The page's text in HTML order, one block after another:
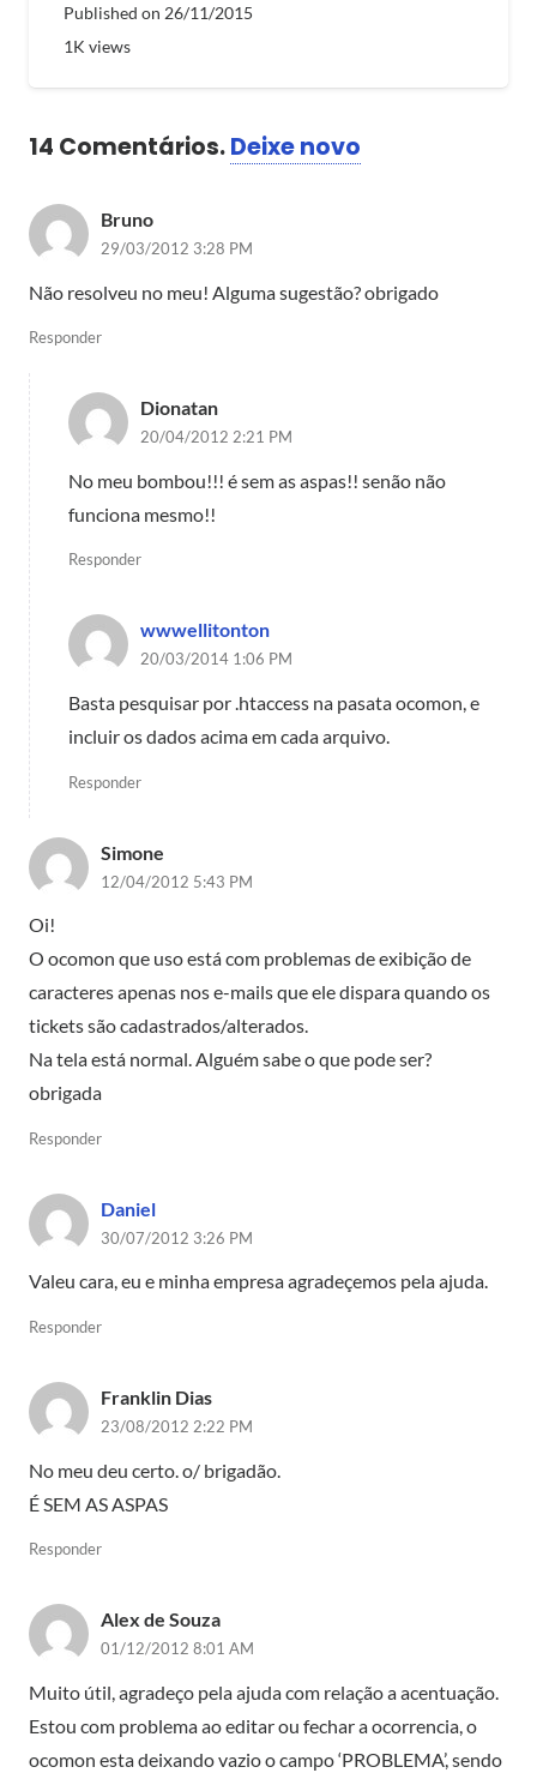
Published on 26/11/2015
1K views
14 Comentários.Deixe novo
Bruno
29/03/2012 3:28 PM
Não resolveu no meu! Alguma sugestão? obrigado
Responder
Dionatan
20/04/2012 2:21 PM
No meu bombou!!! é sem as aspas!! senão não
funciona mesmo!!
Responder
wwwellitonton
20/03/2014 1:06 PM
Basta pesquisar por .htaccess na pasata ocomon, e
incluir os dados acima em cada arquivo.
Responder
Simone
12/04/2012 5:43 PM
Oi!
O ocomon que uso está com problemas de exibição de
caracteres apenas nos e-mails que ele dispara quando os
tickets são cadastrados/alterados.
Na tela está normal. Alguém sabe o que pode ser?
obrigada
Responder
Daniel
30/07/2012 3:26 PM
Valeu cara, eu e minha empresa agradeçemos pela ajuda.
Responder
Franklin Dias
23/08/2012 2:22 PM
No meu deu certo. o/ brigadão.
É SEM AS ASPAS
Responder
Alex de Souza
01/12/2012 8:01 AM
Muito útil, agradeço pela ajuda com relação a acentuação.
Estou com problema ao editar ou fechar a ocorrencia, o
ocomon esta deixando vazio o campo ‘PROBLEMA’, sendo